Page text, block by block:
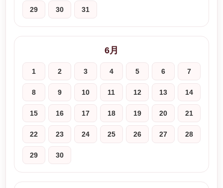
29 30 31
6月
1 2 3 4 5 6 7
8 9 10 11 12 13 14
15 16 17 18 19 20 21
22 23 24 25 26 27 28
29 30